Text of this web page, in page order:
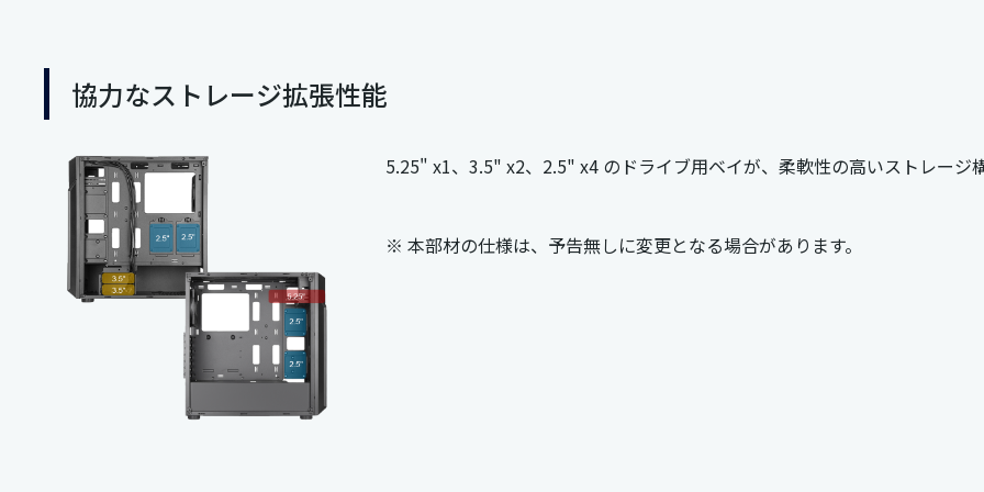
協力なストレージ拡張性能
5.25" x1、3.5" x2、2.5" x4 のドライブ用ベイが、柔軟性の高いストレージ
※ 本部材の仕様は、予告無しに変更となる場合があります。